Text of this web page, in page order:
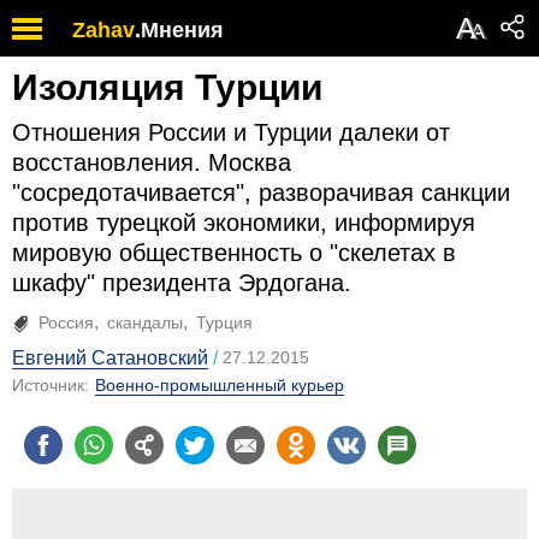
Zahav.Мнения АА
Изоляция Турции
Отношения России и Турции далеки от
восстановления. Москва
"сосредотачивается", разворачивая санкции
против турецкой экономики, информируя
мировую общественность о "скелетах в
шкафу" президента Эрдогана.
Россия скандалы Турция
Евгений Сатановский
27.12.2015
Источник: Военно-промышленный курьер